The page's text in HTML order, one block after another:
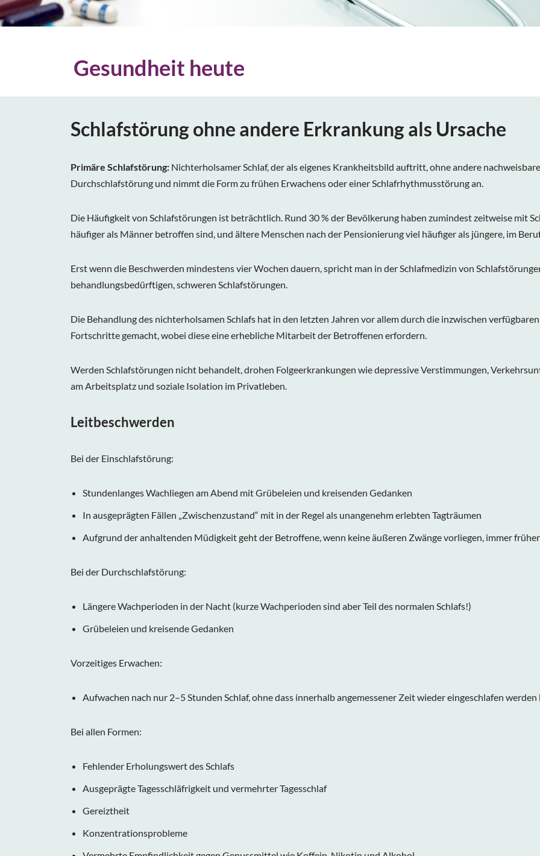
Gesundheit heute
Schlafstörung ohne andere Erkrankung als Ursache
Primäre Schlafstörung: Nichterholsamer Schlaf, der als eigenes Krankheitsbild auftritt, ohne andere
Durchschlafstörung und nimmt die Form zu frühen Erwachens oder einer Schlafrhythmusstörung an.
Die Häufigkeit von Schlafstörungen ist beträchtlich. Rund 30 % der Bevölkerung haben zumindest zeitweise mit
häufiger als Männer betroffen sind, und ältere Menschen nach der Pensionierung viel häufiger als jüngere, im
Erst wenn die Beschwerden mindestens vier Wochen dauern, spricht man in der Schlafmedizin von
behandlungsbedürftigen, schweren Schlafstörungen.
Die Behandlung des nichterholsamen Schlafs hat in den letzten Jahren vor allem durch die inzwischen
Fortschritte gemacht, wobei diese eine erhebliche Mitarbeit der Betroffenen erfordern.
Werden Schlafstörungen nicht behandelt, drohen Folgeerkrankungen wie depressive Verstimmungen,
am Arbeitsplatz und soziale Isolation im Privatleben.
Leitbeschwerden
Bei der Einschlafstörung:
Stundenlanges Wachliegen am Abend mit Grübeleien und kreisenden Gedanken
In ausgeprägten Fällen „Zwischenzustand“ mit in der Regel als unangenehm erlebten Tagträumen
Aufgrund der anhaltenden Müdigkeit geht der Betroffene, wenn keine äußeren Zwänge vorliegen, immer
Bei der Durchschlafstörung:
Längere Wachperioden in der Nacht (kurze Wachperioden sind aber Teil des normalen Schlafs!)
Grübeleien und kreisende Gedanken
Vorzeitiges Erwachen:
Aufwachen nach nur 2–5 Stunden Schlaf, ohne dass innerhalb angemessener Zeit wieder eingeschlafen werden
Bei allen Formen:
Fehlender Erholungswert des Schlafs
Ausgeprägte Tagesschläfrigkeit und vermehrter Tagesschlaf
Gereiztheit
Konzentrationsprobleme